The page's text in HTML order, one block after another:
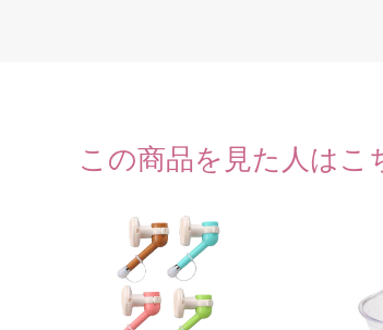
この商品を見た人はこ